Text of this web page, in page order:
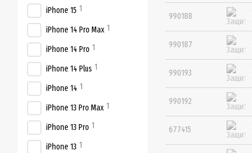
990188
990187
990193
990192
677415
iPhone 15 1
iPhone 14 Pro Max 1
iPhone 14 Pro 1
iPhone 14 Plus 1
iPhone 14 1
iPhone 13 Pro Max 1
iPhone 13 Pro 1
iPhone 13 1